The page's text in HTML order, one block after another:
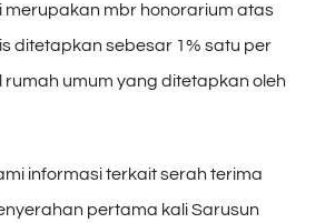
merupakan mbr honorarium atas
ditetapkan sebesar 1% satu per
rumah umum yang ditetapkan oleh
informasi terkait serah terima
pertama kali Sarusun